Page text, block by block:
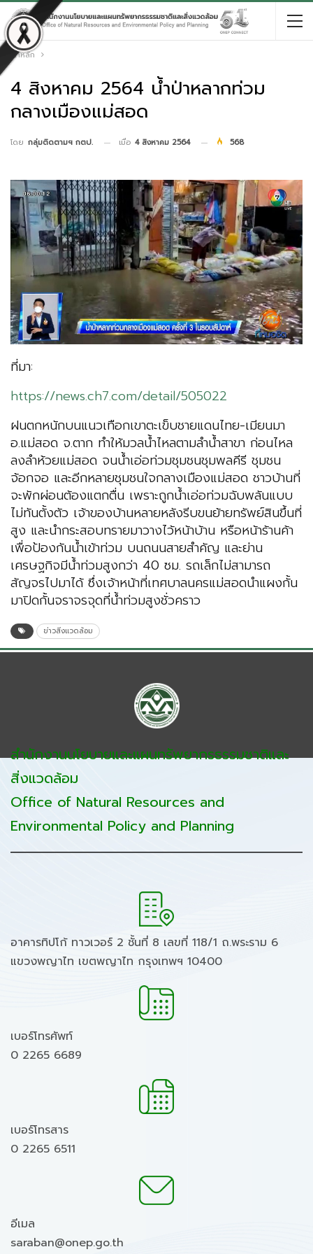
หน้าหลัก
4 สิงหาคม 2564 น้ำป่าหลากท่วม
กลางเมืองแม่สอด
โดย กลุ่มติดตามฯ กตป. เมื่อ 4 สิงหาคม 2564 568
ที่มา:
https://news.ch7.com/detail/505022
ฝนตกหนักบนแนวเทือกเขาตะเข็บชายแดนไทย-เมียนมา
อ.แม่สอด จ.ตาก ทำให้มวลน้ำไหลตามลำน้ำสาขา ก่อนไหล
ลงลำห้วยแม่สอด จนน้ำเอ่อท่วมชุมชนชุมพลคีรี ชุมชน
จ้อกจอ และอีกหลายชุมชนใจกลางเมืองแม่สอด ชาวบ้านที่
จะพักผ่อนต้องแตกตื่น เพราะถูกน้ำเอ่อท่วมฉับพลันแบบ
ไม่ทันตั้งตัว เจ้าของบ้านหลายหลังรีบขนย้ายทรัพย์สินขึ้นที่
สูง และนำกระสอบทรายมาวางไว้หน้าบ้าน หรือหน้าร้านค้า
เพื่อป้องกันน้ำเข้าท่วม บนถนนสายสำคัญ และย่าน
เศรษฐกิจมีน้ำท่วมสูงกว่า 40 ซม. รถเล็กไม่สามารถ
สัญจรไปมาได้ ซึ่งเจ้าหน้าที่เทศบาลนครแม่สอดนำแผงกั้น
มาปิดกั้นจราจรจุดที่น้ำท่วมสูงชั่วคราว
ข่าวสิ่งแวดล้อม
สำนักงานนโยบายและแผนทรัพยากรธรรมชาติและ
สิ่งแวดล้อม
Office of Natural Resources and
Environmental Policy and Planning
อาคารทิปโก้ ทาวเวอร์ 2 ชั้นที่ 8 เลขที่ 118/1 ถ.พระราม 6
แขวงพญาไท เขตพญาไท กรุงเทพฯ 10400
เบอร์โทรศัพท์
0 2265 6689
เบอร์โทรสาร
0 2265 6511
อีเมล
saraban@onep.go.th